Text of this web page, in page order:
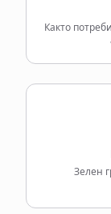
Както
Зелен